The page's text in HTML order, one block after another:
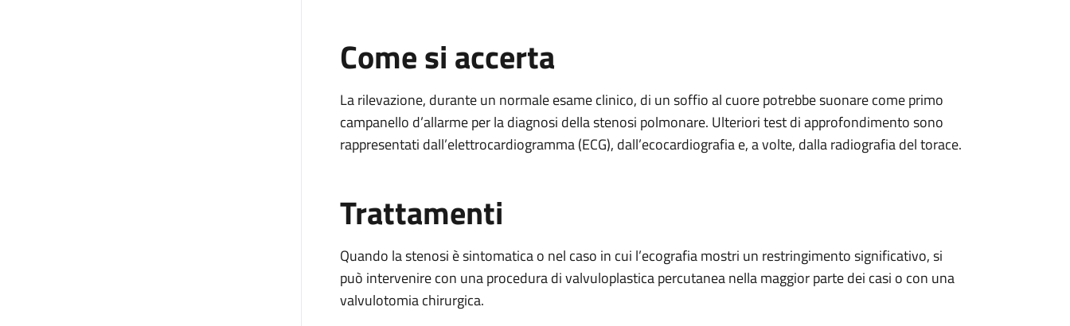
Come si accerta
La rilevazione, durante un normale esame clinico, di un soffio al cuore potrebbe suonare come primo
campanello d’allarme per la diagnosi della stenosi polmonare. Ulteriori test di approfondimento sono
rappresentati dall’elettrocardiogramma (ECG), dall’ecocardiografia e, a volte, dalla radiografia del torace.
Trattamenti
Quando la stenosi è sintomatica o nel caso in cui l’ecografia mostri un restringimento significativo, si
può intervenire con una procedura di valvuloplastica percutanea nella maggior parte dei casi o con una
valvulotomia chirurgica.